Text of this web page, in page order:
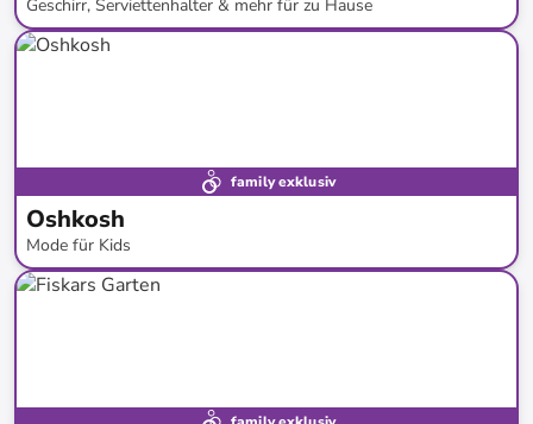
Geschirr, Serviettenhalter & mehr für zu Hause
bis-66%*
family exklusiv
Oshkosh
Mode für Kids
bis-56%*